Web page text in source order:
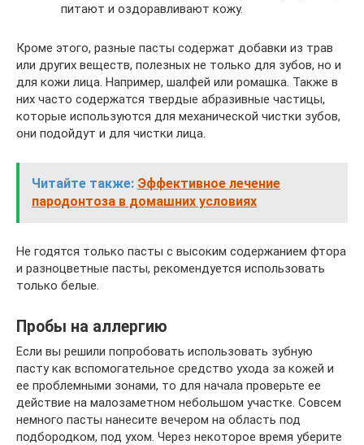
питают и оздоравливают кожу.
Кроме этого, разные пасты содержат добавки из трав
или других веществ, полезных не только для зубов, но и
для кожи лица. Например, шалфей или ромашка. Также в
них часто содержатся твердые абразивные частицы,
которые используются для механической чистки зубов,
они подойдут и для чистки лица.
Читайте также: Эффективное лечение
пародонтоза в домашних условиях
Не годятся только пасты с высоким содержанием фтора
и разноцветные пасты, рекомендуется использовать
только белые.
Пробы на аллергию
Если вы решили попробовать использовать зубную
пасту как вспомогательное средство ухода за кожей и
ее проблемными зонами, то для начала проверьте ее
действие на малозаметном небольшом участке. Совсем
немного пасты нанесите вечером на область под
подбородком, под ухом. Через некоторое время уберите